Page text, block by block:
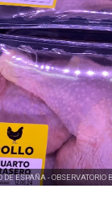
DE ESPAÑA -